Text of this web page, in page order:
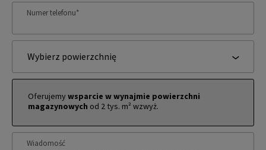
Numer telefonu*
Wybierz powierzchnię
Oferujemywsparcie w wynajmie powierzchni
magazynowych od 2 tys. m² wzwyż.
Wiadomość